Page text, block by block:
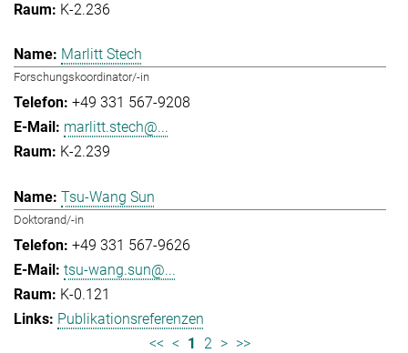
K-2.236
Marlitt Stech
Forschungskoordinator/-in
+49 331 567-9208
marlitt.stech@...
K-2.239
Tsu-Wang Sun
Doktorand/-in
+49 331 567-9626
tsu-wang.sun@...
K-0.121
Publikationsreferenzen
<< < 1 2 > >>